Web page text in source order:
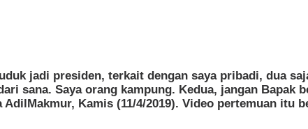
jadi presiden, terkait dengan saya pribadi, dua
sana. Saya orang kampung. Kedua, jangan
Kamis (11/4/2019). Video pertemuan itu